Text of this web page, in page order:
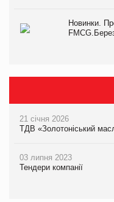
Новинки.
21 січня 2026
ТДВ «Золотоніський
03 липня 2023
Тендери компанії